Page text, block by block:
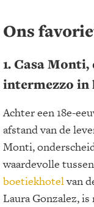
Ons
1. Casa
intermezzo in
Achter een 18e-
afstand van de
Monti,
waardevolle
boetiekhotelvan
Laura Gonzalez,